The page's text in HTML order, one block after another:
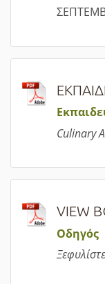
Culinary
VIEW
Οδηγός